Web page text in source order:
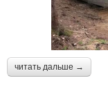
читать дальше →